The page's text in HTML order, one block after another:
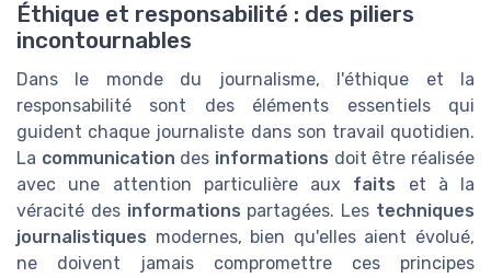
Éthique et responsabilité : des piliers
incontournables
Dans le monde du journalisme, l'éthique et la
responsabilité sont des éléments essentiels qui
guident chaque journaliste dans son travail quotidien.
La communication des informations doit être réalisée
avec une attention particulière aux faits et à la
véracité des informations partagées. Les techniques
journalistiques modernes, bien qu'elles aient évolué,
ne doivent jamais compromettre ces principes